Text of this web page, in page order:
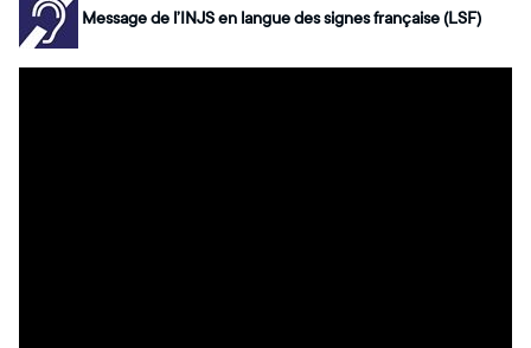
Message de l’INJS en langue des signes française (LSF)